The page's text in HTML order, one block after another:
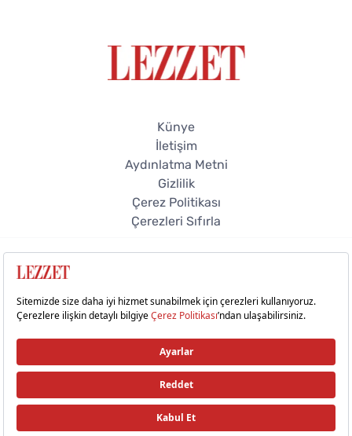
Künye
İletişim
Aydınlatma Metni
Gizlilik
Çerez Politikası
Çerezleri Sıfırla
© 2026 Lezzet Online. Tüm hakları saklıdır.